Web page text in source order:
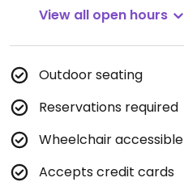
View all open hours
Outdoor seating
Reservations required
Wheelchair accessible
Accepts credit cards